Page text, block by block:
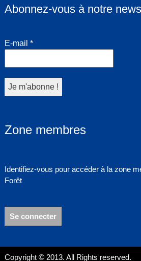
Abonnez-vous à notre
E-mail *
Zone membres
Identifiez-vous pour accéder à la zone
Forêt
Se connecter
Copyright © 2013. All Rights reserved.